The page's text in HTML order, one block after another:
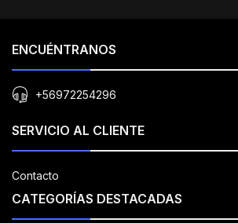
ENCUÉNTRANOS
+56972254296
SERVICIO AL CLIENTE
Contacto
CATEGORÍAS DESTACADAS